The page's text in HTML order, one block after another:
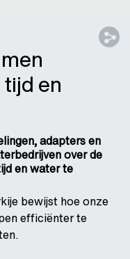
en
adapters en
over de
en water te
bewijst hoe onze
efficiënter te